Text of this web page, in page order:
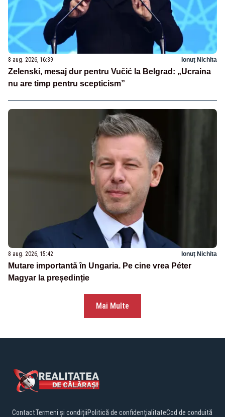
8 aug. 2026, 16:39 Ionuț Nichita
Zelenski, mesaj dur pentru Vučić la Belgrad: „Ucraina
nu are timp pentru scepticism”
8 aug. 2026, 15:42 Ionuț Nichita
Mutare importantă în Ungaria. Pe cine vrea Péter
Magyar la președinție
Mai Multe
ContactTermeni și condițiiPolitică de confidențialitateCod de conduită